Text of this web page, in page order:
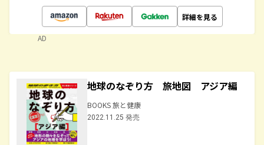
詳細を見る
AD
地球のなぞり方 旅地図 アジア編
BOOKS 旅と健康
2022.11.25 発売